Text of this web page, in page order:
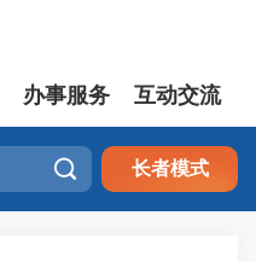
办事服务 互动交流
 长者模式